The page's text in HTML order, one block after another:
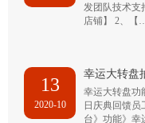
发团队技术支
店铺】 2、【
13
2020-10
幸运大转盘
幸运大转盘功
日庆典回馈员
台》功能》幸